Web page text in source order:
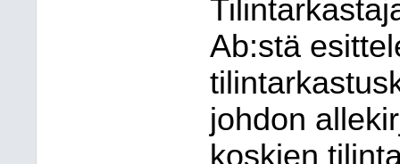
Ab:stä
johdon
koskien